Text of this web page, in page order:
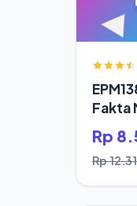
Fakta
Rp
Rp